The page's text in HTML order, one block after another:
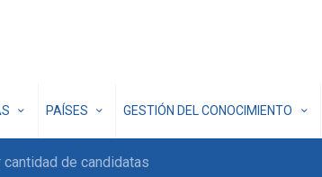
PAÍSES GESTIÓN DEL CONOCIMIENTO
de candidatas